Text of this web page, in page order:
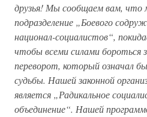
друзья! Мы сообщаем вам, что
подразделение „Боевого
национал-социалистов“,
чтобы всеми силами бороться
переворот, который означал
судьбы. Нашей законной
является „Радикальное
объединение“. Нашей